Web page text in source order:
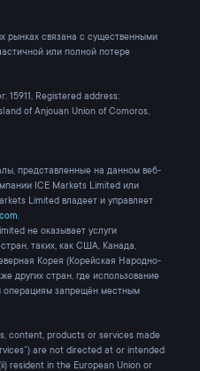
рынках связана с существенными
или полной потере
15911, Registered address:
of Anjouan Union of Comoros,
представленные на данном веб-
ICE Markets Limited или
Limited владеет и управляет
.
не оказывает услуги
таких, как США, Канада,
Корея (Корейская Народно-
других стран, где использование
операциям запрещён местным
content, products or services made
are not directed at or intended
resident in the European Union or